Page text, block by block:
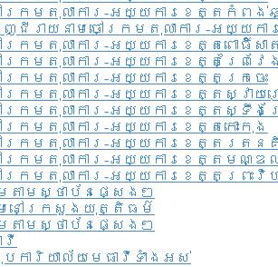
ក្រមតុលាការ-អយ្យការខេត្តកំពង់
ញ្ជីរាយនាមចៅក្រមតុលាការ-អយ្យក
ក្រមតុលាការ-អយ្យការខេត្តពោធិ៍សា
ក្រមតុលាការ-អយ្យការខេត្តព្រៃវែ
ក្រមតុលាការ-អយ្យការខេត្តក្រចេះ
ក្រមតុលាការ-អយ្យការខេត្តស្វាយ
ក្រមតុលាការ-អយ្យការខេត្តស្ទឹង
ក្រមតុលាការ-អយ្យការខេត្តកោះកុង
ក្រមតុលាការ-អយ្យការខេត្តរតន
ក្រមតុលាការ-អយ្យការខេត្តមណ្
ក្រមតុលាការ-អយ្យការខេត្តព្រះវិហ
តាមស្ថាប័នផ្សេងៗ
នៅក្រសួងយុត្តិធម៌
តាមស្ថាប័នផ្សេងៗ
វី
ារិយាល័យមេធាវីទាំងអស់​